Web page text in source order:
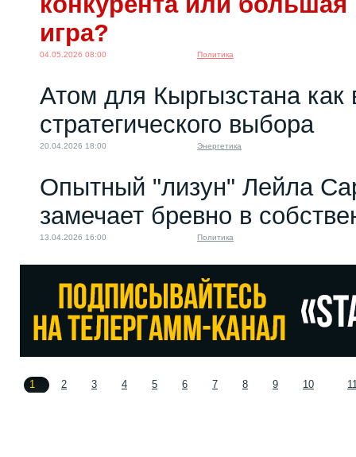
игра?
04.05.2026 08:00 Политика
Атом для Кыргызстана как
стратегического выбора
20.04.2026 18:00 Энергетика
Опытный "лизун" Лейла
замечает бревно в
13.04.2026 16:00 Политика
1 2 3 4 5 6 7 8 9 10